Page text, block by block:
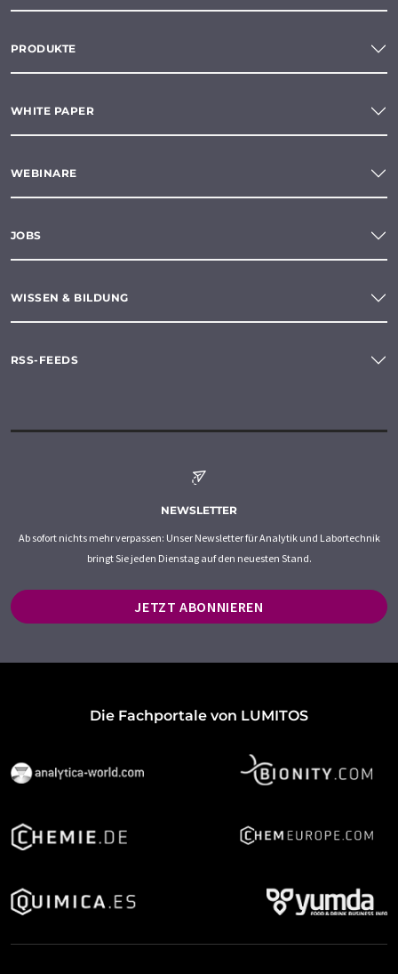
PRODUKTE
WHITE PAPER
WEBINARE
JOBS
WISSEN & BILDUNG
RSS-FEEDS
NEWSLETTER
Ab sofort nichts mehr verpassen: Unser Newsletter für Analytik und Labortechnik
bringt Sie jeden Dienstag auf den neuesten Stand.
JETZT ABONNIEREN
Die Fachportale von LUMITOS